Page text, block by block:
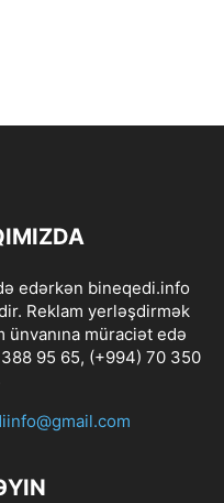
edərkən bineqedi.info
Reklam yerləşdirmək
müraciət edə
95 65, (+994) 70 350